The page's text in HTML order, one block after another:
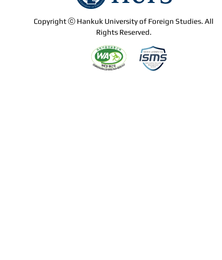
Copyright ⓒ Hankuk University of Foreign Studies. All
Rights Reserved.